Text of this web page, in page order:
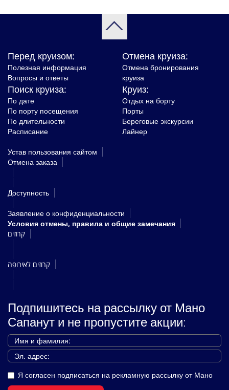
Перед круизом:
Полезная информация
Вопросы и ответы
Отмена круиза:
Отмена бронирования
круиза
Поиск круиза:
По дате
По порту посещения
По длительности
Расписание
Круиз:
Отдых на борту
Порты
Береговые экскурсии
Лайнер
Устав пользования сайтом
Oтмена заказа
Доступность
Заявление о конфиденциальности
Условия отмены, правила и общие замечания
קרוזים
קרוזים לאירופה
Подпишитесь на рассылку от Мано
Сапанут и не пропустите акции:
Я согласен подписаться на рекламную рассылку от Мано